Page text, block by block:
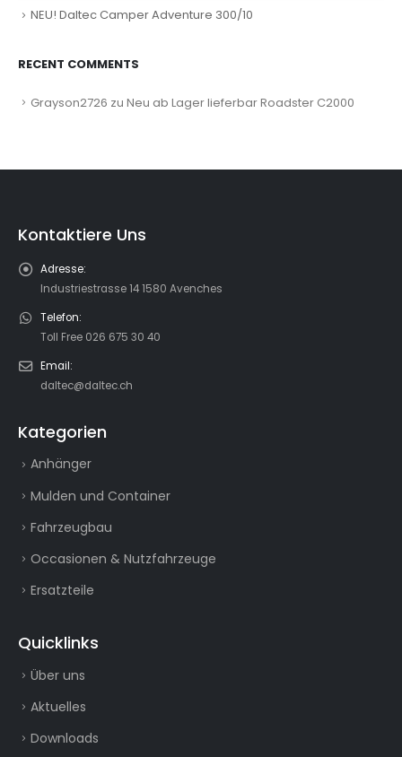
NEU! Daltec Camper Adventure 300/10
RECENT COMMENTS
Grayson2726 zu Neu ab Lager lieferbar Roadster C2000
Kontaktiere Uns
Adresse:
Industriestrasse 14 1580 Avenches
Telefon:
Toll Free 026 675 30 40
Email:
daltec@daltec.ch
Kategorien
Anhänger
Mulden und Container
Fahrzeugbau
Occasionen & Nutzfahrzeuge
Ersatzteile
Quicklinks
Über uns
Aktuelles
Downloads